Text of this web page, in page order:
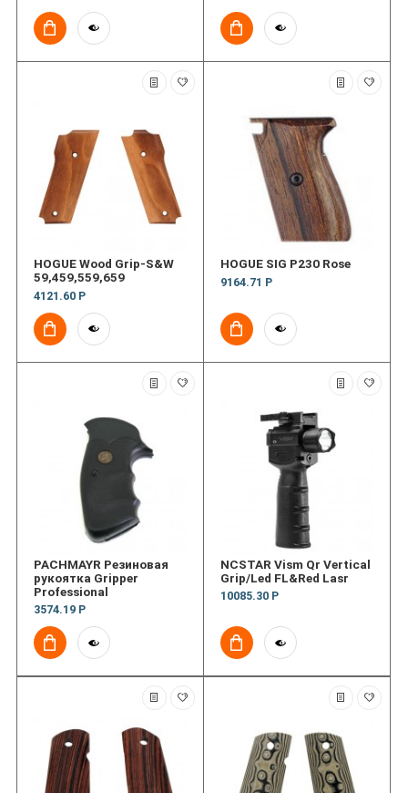
HOGUE Wood Grip-S&W
59,459,559,659
4121.60 Р
HOGUE SIG P230 Rose
9164.71 Р
PACHMAYR Резиновая
рукоятка Gripper
Professional
3574.19 Р
NCSTAR Vism Qr Vertical
Grip/Led FL&Red Lasr
10085.30 Р